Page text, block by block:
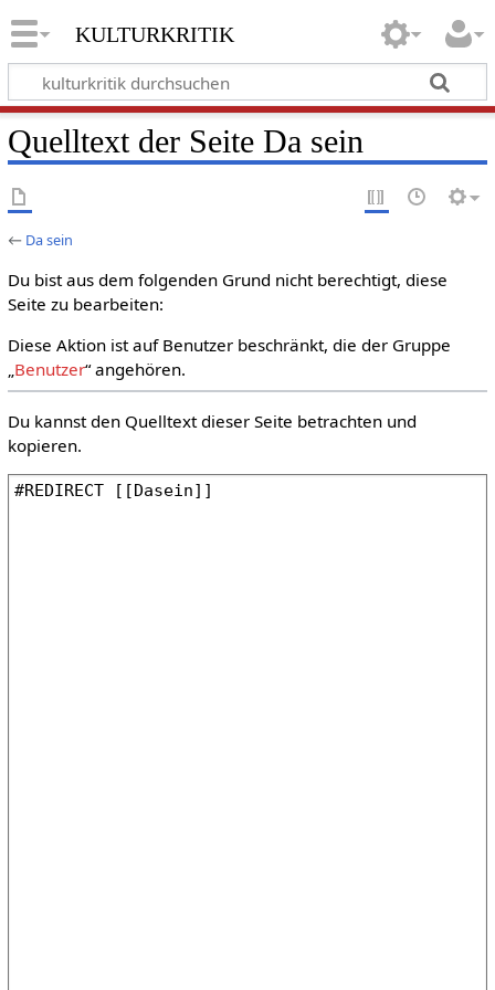
kulturkritik
Quelltext der Seite Da sein
← Da sein
Du bist aus dem folgenden Grund nicht berechtigt, diese
Seite zu bearbeiten:
Diese Aktion ist auf Benutzer beschränkt, die der Gruppe
„Benutzer“ angehören.
Du kannst den Quelltext dieser Seite betrachten und
kopieren.